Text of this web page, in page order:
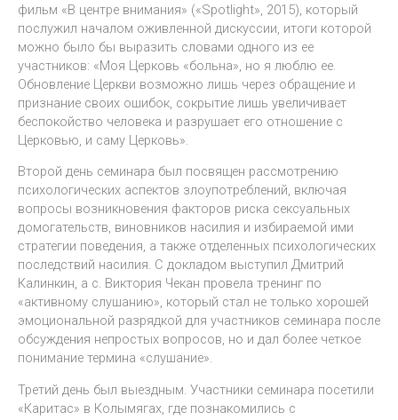
фильм «В центре внимания» («Spotlight», 2015), который
послужил началом оживленной дискуссии, итоги которой
можно было бы выразить словами одного из ее
участников: «Моя Церковь «больна», но я люблю ее.
Обновление Церкви возможно лишь через обращение и
признание своих ошибок, сокрытие лишь увеличивает
беспокойство человека и разрушает его отношение с
Церковью, и саму Церковь».
Второй день семинара был посвящен рассмотрению
психологических аспектов злоупотреблений, включая
вопросы возникновения факторов риска сексуальных
домогательств, виновников насилия и избираемой ими
стратегии поведения, а также отделенных психологических
последствий насилия. С докладом выступил Дмитрий
Калинкин, а с. Виктория Чекан провела тренинг по
«активному слушанию», который стал не только хорошей
эмоциональной разрядкой для участников семинара после
обсуждения непростых вопросов, но и дал более четкое
понимание термина «слушание».
Третий день был выездным. Участники семинара посетили
«Каритас» в Колымягах, где познакомились с